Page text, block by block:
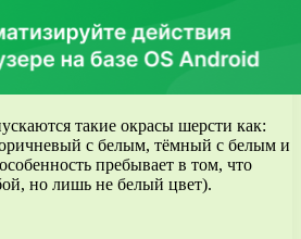
такие окрасы шерсти как:
с белым, тёмный с белым и
пребывает в том, что
но лишь не белый цвет).